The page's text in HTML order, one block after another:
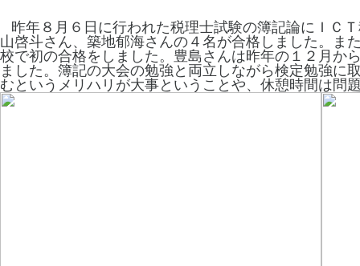
昨年８月６日に行われた税理士試験の簿記論にＩＣ
山啓斗さん、築地郁海さんの４名が合格しました。ま
校で初の合格をしました。豊島さんは昨年の１２月か
ました。簿記の大会の勉強と両立しながら検定勉強に
むというメリハリが大事ということや、休憩時間は問